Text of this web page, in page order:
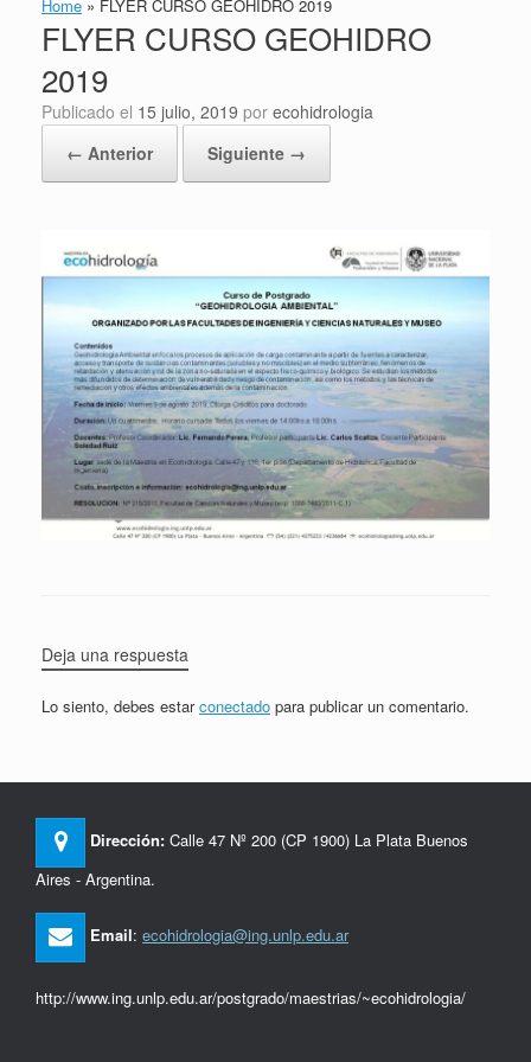
Home » FLYER CURSO GEOHIDRO 2019
FLYER CURSO GEOHIDRO
2019
Publicado el 15 julio, 2019 por ecohidrologia
← Anterior
Siguiente →
Deja una respuesta
Lo siento, debes estarconectado para publicar un comentario.
Dirección: Calle 47 Nº 200 (CP 1900) La Plata Buenos
Aires - Argentina.
Email: ecohidrologia@ing.unlp.edu.ar
http://www.ing.unlp.edu.ar/postgrado/maestrias/~ecohidrologia/